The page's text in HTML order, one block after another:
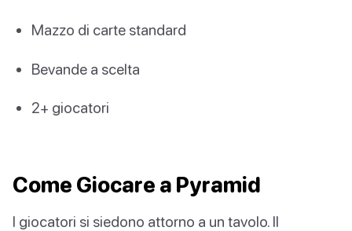
Mazzo di carte standard
Bevande a scelta
2+ giocatori
Come Giocare a Pyramid
I giocatori si siedono attorno a un tavolo. Il